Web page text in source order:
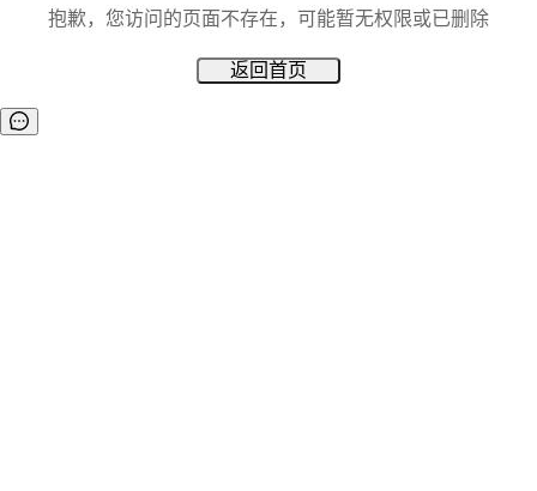
抱歉，您访问的页面不存在，可能暂无权限或已删除
返回首页